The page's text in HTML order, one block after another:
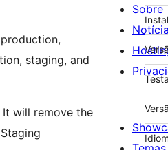
staging, and
will remove the
Sobre